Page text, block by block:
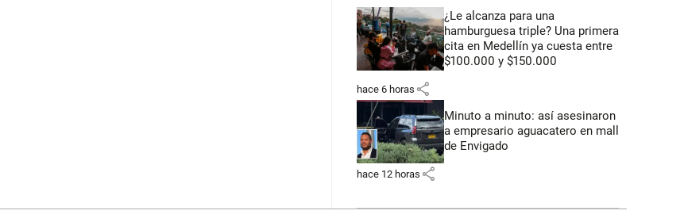
¿Le alcanza para una
hamburguesa triple? Una primera
cita en Medellín ya cuesta entre
$100.000 y $150.000
hace 6 horas share
Minuto a minuto: así asesinaron
a empresario aguacatero en mall
de Envigado
hace 12 horas share